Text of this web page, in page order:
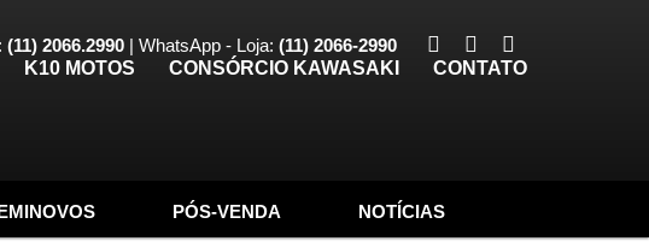
(11) 2066.2990 | WhatsApp - Loja: (11) 2066-2990
K10 MOTOS
CONSÓRCIO KAWASAKI CONTATO
PÓS-VENDA NOTÍCIAS